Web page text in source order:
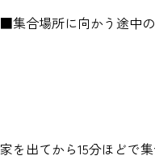
■集合場所に向かう途中
家を出てから15分ほどで